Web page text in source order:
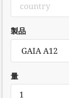
country
製品
量